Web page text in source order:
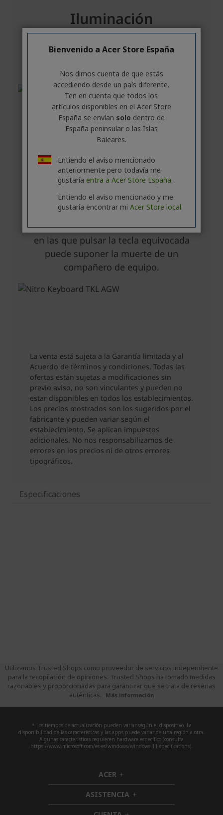
Especificaciones
Utilizamos Trusted Shops como proveedor de servicios independiente
para la recopilación de opiniones. Trusted Shops ha tomado medidas
razonables y proporcionadas para garantizar que se trata de reseñas
auténticas.
Más información
* Los tiempos de actualización pueden variar según el dispositivo. La
disponibilidad de las características y las apps puede variar de una región a otra.
Algunas características requieren hardware específico (consulta
https://www.microsoft.com/es-es/windows/windows-11-specifications).
ACER h
i
d
d
ASISTENCIA h
i
Bienvenido a Acer Store España
Nos dimos cuenta de que estás
accediendo desde un país diferente.
Ten en cuenta que todos los
artículos disponibles en el Acer Store
España se envían solo dentro de
España peninsular o las Islas
Baleares.
Entiendo el aviso mencionado
anteriormente pero todavía me
gustaría entra a Acer Store España.
Entiendo el aviso mencionado y me
gustaría encontrar mi Acer Store local.